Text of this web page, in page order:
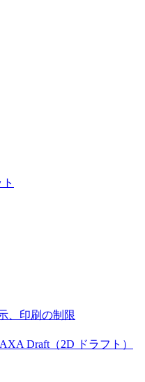
、印刷の制限
Draft（2D ドラフト）